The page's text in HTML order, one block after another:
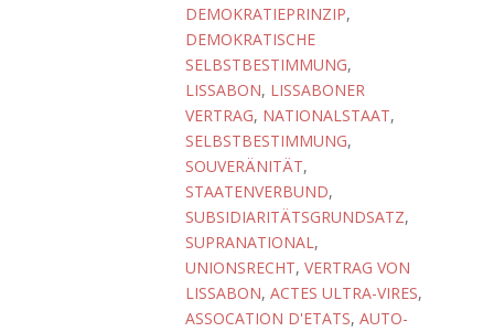
DEMOKRATIEPRINZIP,
DEMOKRATISCHE
SELBSTBESTIMMUNG,
LISSABON, LISSABONER
VERTRAG, NATIONALSTAAT,
SELBSTBESTIMMUNG,
SOUVERÄNITÄT,
STAATENVERBUND,
SUBSIDIARITÄTSGRUNDSATZ,
SUPRANATIONAL,
UNIONSRECHT, VERTRAG VON
LISSABON, ACTES ULTRA-VIRES,
ASSOCATION D'ETATS, AUTO-